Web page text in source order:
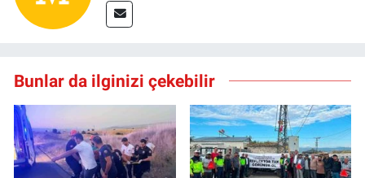
Bunlar da ilginizi çekebilir